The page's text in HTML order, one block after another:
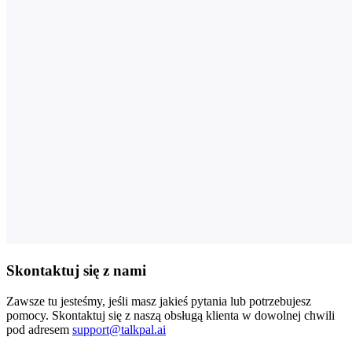
Skontaktuj się z nami
Zawsze tu jesteśmy, jeśli masz jakieś pytania lub potrzebujesz
pomocy. Skontaktuj się z naszą obsługą klienta w dowolnej chwili
pod adresem support@talkpal.ai